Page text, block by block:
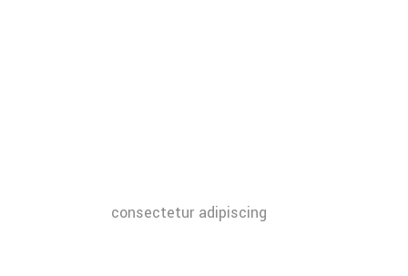
consectetur adipiscing